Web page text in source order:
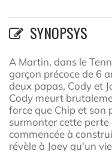
SYNOPSYS
A Martin, dans le
garçon précoce de 6
deux papas, Cody et
Cody meurt
force que Chip et son
surmonter cette
commencée à
révèle à Joey qu'un